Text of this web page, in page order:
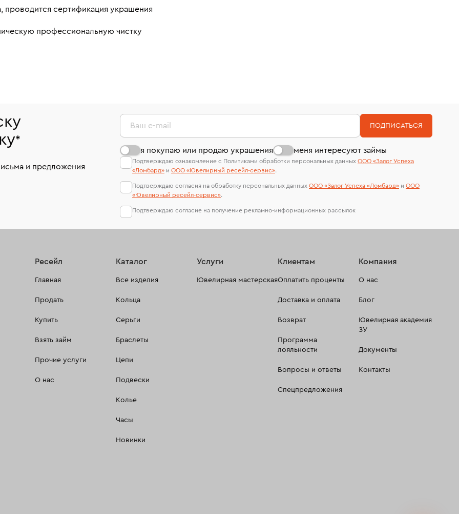
проводится сертификация украшения
профессиональную чистку
*
и предложения
Ваш e-mail
я покупаю или продаю украшения меня интересуют займы
ПОДПИСАТЬСЯ
Подтверждаю ознакомление с Политиками обработки персональных данных ООО «Залог Успеха
«Ломбард» и ООО «Ювелирный ресейл-сервиc».
Подтверждаю согласия на обработку персональных данных ООО «Залог Успеха «Ломбард» и ООО
«Ювелирный ресейл-сервиc».
Подтверждаю согласие на получение рекламно-информационных рассылок
Ресейл
Главная
Продать
Купить
Взять займ
Прочие услуги
О нас
Каталог
Все изделия
Кольца
Серьги
Браслеты
Цепи
Подвески
Колье
Часы
Новинки
Услуги
Ювелирная мастерская
Клиентам
Оплатить проценты
Доставка и оплата
Возврат
Программа
лояльности
Вопросы и ответы
Спецпредложения
Компания
О нас
Блог
Ювелирная академия
ЗУ
Документы
Контакты